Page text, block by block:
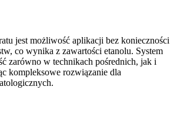
jest możliwość aplikacji bez konieczności
co wynika z zawartości etanolu. System
zarówno w technikach pośrednich, jak i
kompleksowe rozwiązanie dla